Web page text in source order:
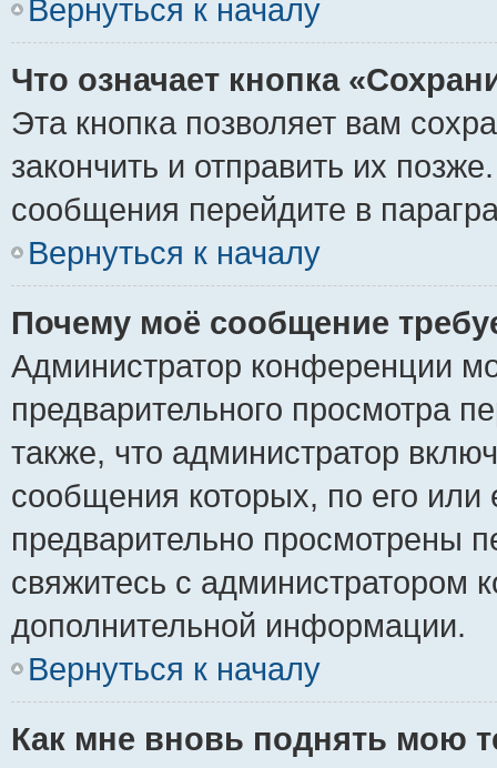
Вернуться к началу
Что означает кнопка
Эта кнопка позволяет вам
закончить и отправить их
сообщения перейдите в
Вернуться к началу
Почему моё сообщение
Администратор конференции
предварительного просмотра
также, что администратор
сообщения которых, по его
предварительно просмотрены
свяжитесь с администратором
дополнительной информации.
Вернуться к началу
Как мне вновь поднять мою